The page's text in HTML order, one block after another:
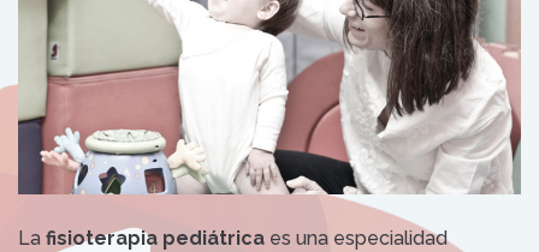
La fisioterapia pediátrica es una especialidad